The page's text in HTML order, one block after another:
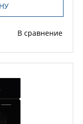
В сравнение